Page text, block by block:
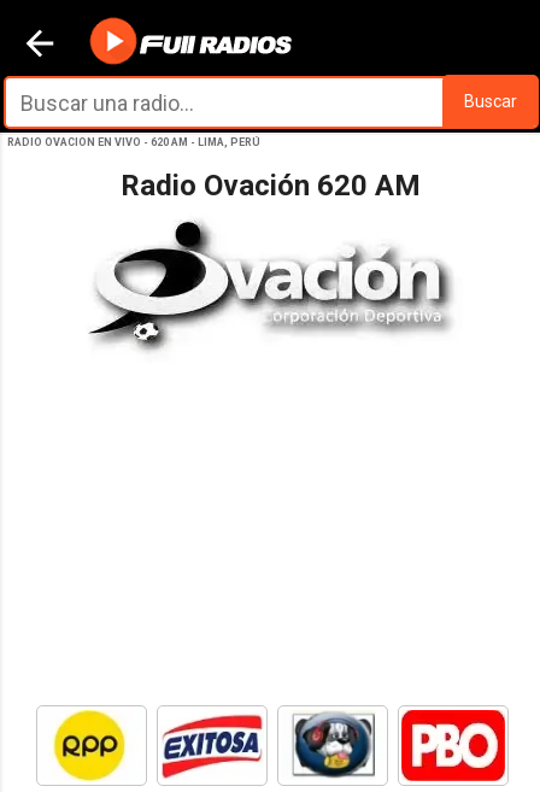
Ir al contenido principal
Buscar
RADIO OVACION EN VIVO - 620 AM - LIMA, PERÚ
Radio Ovación 620 AM